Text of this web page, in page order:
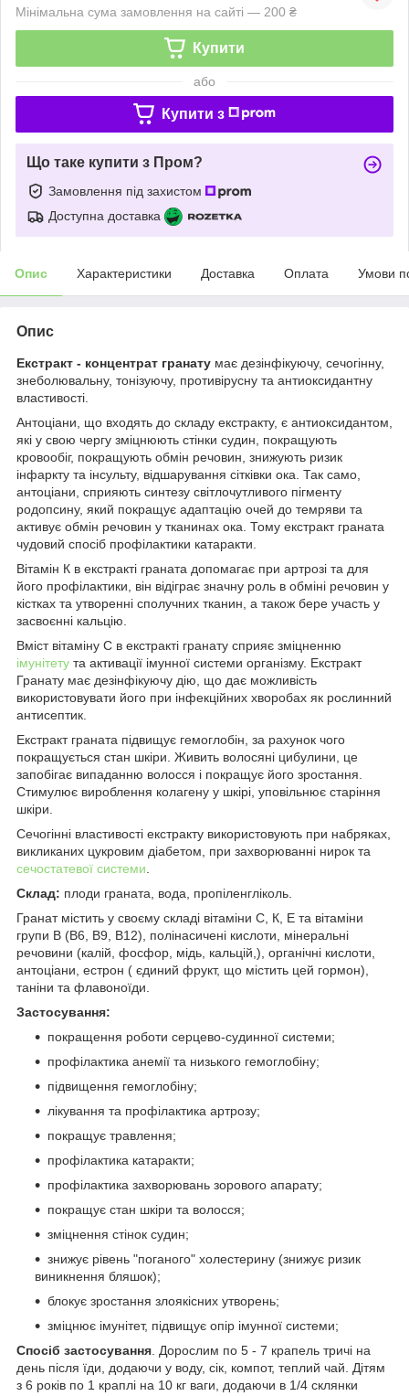
Мінімальна сума замовлення на сайті — 200 ₴
Купити
або
Купити з
Що таке купити з Пром?
Замовлення під захистом
Доступна доставка
Опис Характеристики Доставка Оплата Умови
Опис
Екстракт - концентрат гранату має дезінфікуючу, сечогінну,
знеболювальну, тонізуючу, противірусну та антиоксидантну
властивості.
Антоціани, що входять до складу екстракту, є антиоксидантом,
які у свою чергу зміцнюють стінки судин, покращують
кровообіг, покращують обмін речовин, знижують ризик
інфаркту та інсульту, відшарування сітківки ока. Так само,
антоціани, сприяють синтезу світлочутливого пігменту
родопсину, який покращує адаптацію очей до темряви та
активує обмін речовин у тканинах ока. Тому екстракт граната
чудовий спосіб профілактики катаракти.
Вітамін К в екстракті граната допомагає при артрозі та для
його профілактики, він відіграє значну роль в обміні речовин у
кістках та утворенні сполучних тканин, а також бере участь у
засвоєнні кальцію.
Вміст вітаміну С в екстракті гранату сприяє зміцненню
імунітету та активації імунної системи організму. Екстракт
Гранату має дезінфікуючу дію, що дає можливість
використовувати його при інфекційних хворобах як рослинний
антисептик.
Екстракт граната підвищує гемоглобін, за рахунок чого
покращується стан шкіри. Живить волосяні цибулини, це
запобігає випаданню волосся і покращує його зростання.
Стимулює вироблення колагену у шкірі, уповільнює старіння
шкіри.
Сечогінні властивості екстракту використовують при набряках,
викликаних цукровим діабетом, при захворюванні нирок та
сечостатевої системи
Склад: плоди граната, вода, пропіленгліколь.
Гранат містить у своєму складі вітаміни С, К, Е та вітаміни
групи В (В6, В9, В12), полінасичені кислоти, мінеральні
речовини (калій, фосфор, мідь, кальцій,), органічні кислоти,
антоціани, естрон ( єдиний фрукт, що містить цей гормон),
таніни та флавоноїди.
Застосування:
покращення роботи серцево-судинної системи;
профілактика анемії та низького гемоглобіну;
підвищення гемоглобіну;
лікування та профілактика артрозу;
покращує травлення;
профілактика катаракти;
профілактика захворювань зорового апарату;
покращує стан шкіри та волосся;
зміцнення стінок судин;
знижує рівень "поганого" холестерину (знижує ризик
виникнення бляшок);
блокує зростання злоякісних утворень;
зміцнює імунітет, підвищує опір імунної системи;
Спосіб застосування . Дорослим по 5 - 7 крапель тричі на
день після їди, додаючи у воду, сік, компот, теплий чай. Дітям
з 6 років по 1 краплі на 10 кг ваги, додаючи в 1/4 склянки